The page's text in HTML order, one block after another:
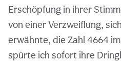
Erschöpfung in ihrer
von einer Verzweiflung,
erwähnte, die Zahl 4664
spürte ich sofort ihre